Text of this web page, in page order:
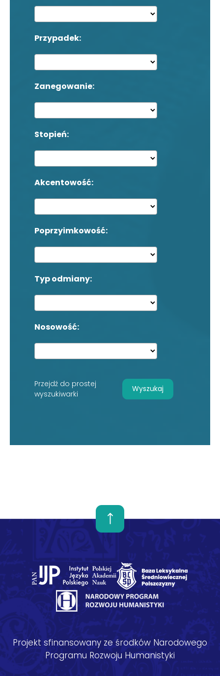
Przypadek:
Zanegowanie:
Stopień:
Akcentowość:
Poprzyimkowość:
Typ odmiany:
Nosowość:
Przejdź do prostej
wyszukiwarki
Wyszukaj
Projekt sfinansowany ze środków Narodowego
Programu Rozwoju Humanistyki